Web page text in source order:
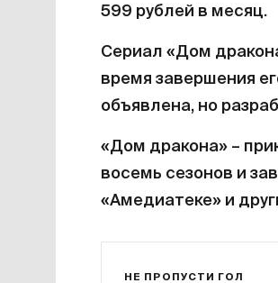
599 рублей в месяц.
Сериал «Дом
время завершения
объявлена, но
«Дом дракона» –
восемь сезонов и
«Амедиатеке» и
НЕ ПРОПУСТИ ГОЛ